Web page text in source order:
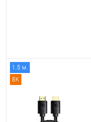
1.5 м.
8K